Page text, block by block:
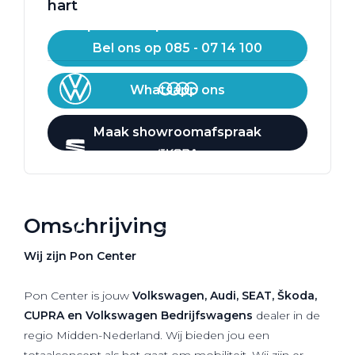
hart
Bel ons op 085 - 07 14 100
Whatsapp ons
Maak showroomafspraak
Omschrijving
Wij zijn Pon Center
Pon Center is jouw Volkswagen, Audi, SEAT, Škoda,
CUPRA en Volkswagen Bedrijfswagens dealer in de
regio Midden-Nederland. Wij bieden jou een